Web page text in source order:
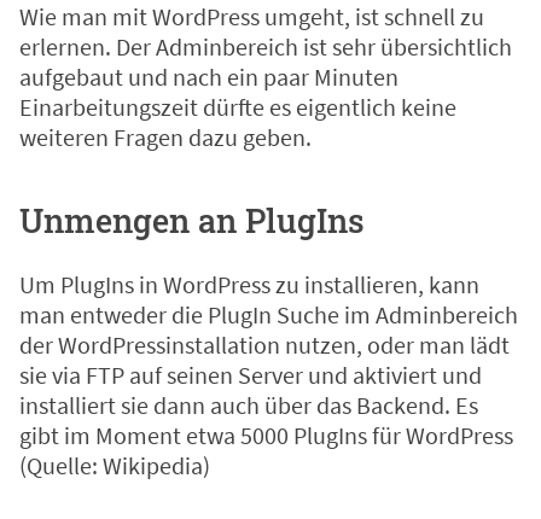
Wie man mit WordPress umgeht, ist schnell zu
erlernen. Der Adminbereich ist sehr übersichtlich
aufgebaut und nach ein paar Minuten
Einarbeitungszeit dürfte es eigentlich keine
weiteren Fragen dazu geben.
Unmengen an PlugIns
Um PlugIns in WordPress zu installieren, kann
man entweder die PlugIn Suche im Adminbereich
der WordPressinstallation nutzen, oder man lädt
sie via FTP auf seinen Server und aktiviert und
installiert sie dann auch über das Backend. Es
gibt im Moment etwa 5000 PlugIns für WordPress
(Quelle: Wikipedia)